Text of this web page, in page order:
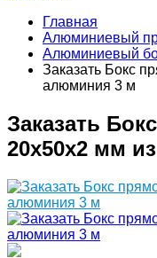
Главная
Алюминиевый
Алюминиевый
Заказать Бокс
алюминия 3 м
Заказать
20х50х2 мм